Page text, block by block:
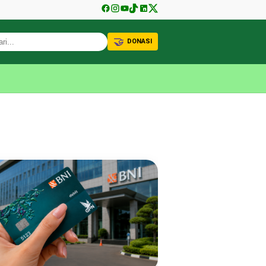
🤝 DONASI